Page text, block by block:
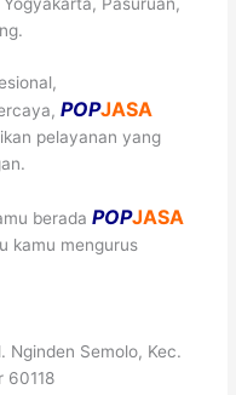
POPJASA
pelayanan yang
beradaPOPJASA
kamu mengurus
Nginden Semolo, Kec.
60118